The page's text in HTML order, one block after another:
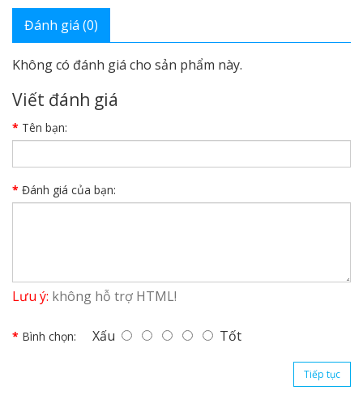
Đánh giá (0)
Không có đánh giá cho sản phẩm này.
Viết đánh giá
Tên bạn:
Đánh giá của bạn:
Lưu ý: không hỗ trợ HTML!
Bình chọn: Xấu Tốt
Tiếp tục